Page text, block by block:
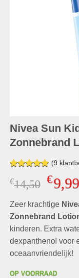
Nivea Sun
Zonnebrand
Gewaardeerd
5.00op 5
gebaseerd
waarderingen
(9
€14,50
prijs
was:
€9,99
Zeer krachtige
Zonnebrand
kinderen. Extra
dexpanthenol voor
oceaanvriendelijk!
OP VOORRAAD